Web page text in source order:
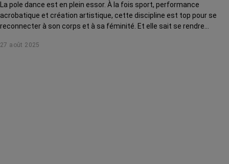
La pole dance est en plein essor. À la fois sport, performance
acrobatique et création artistique, cette discipline est top pour se
reconnecter à son corps et à sa féminité. Et elle sait se rendre
Démonstration.
27 août 2025